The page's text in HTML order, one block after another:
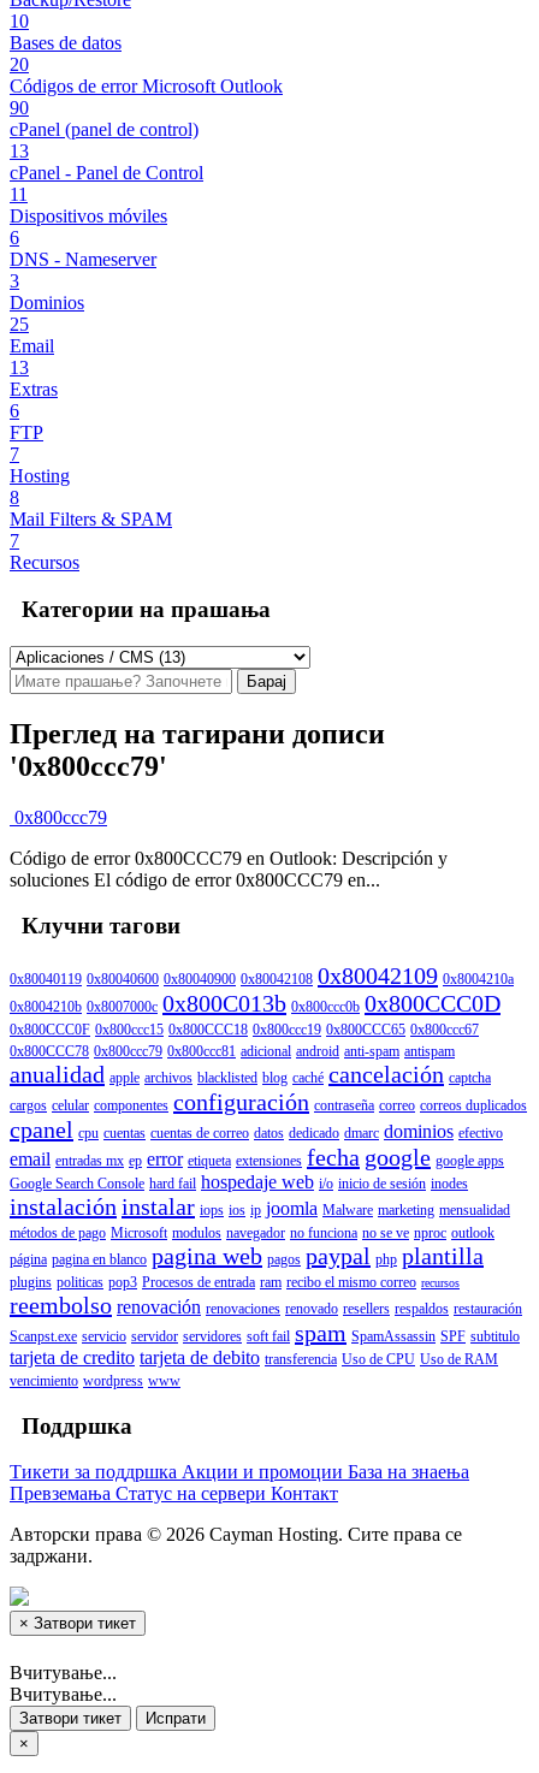
10
Bases de datos
20
Códigos de error Microsoft Outlook
90
cPanel (panel de control)
13
cPanel - Panel de Control
11
Dispositivos móviles
6
DNS - Nameserver
3
Dominios
25
Email
13
Extras
6
FTP
7
Hosting
8
Mail Filters & SPAM
7
Recursos
Категории на прашања
Преглед на тагирани дописи
'0x800ccc79'
0x800ccc79
Código de error 0x800CCC79 en Outlook: Descripción y
soluciones El código de error 0x800CCC79 en...
Клучни тагови
0x80040119 0x80040600 0x80040900 0x80042108 0x80042109 0x8004210a
0x8004210b 0x8007000c 0x800C013b 0x800ccc0b 0x800CCC0D
0x800CCC0F 0x800ccc15 0x800CCC18 0x800ccc19 0x800CCC65 0x800ccc67
0x800CCC78 0x800ccc79 0x800ccc81 adicional android anti-spam antispam
anualidad apple archivos blacklisted blog caché cancelación captcha
cargos celular componentes configuración contraseña correo correos duplicados
cpanel cpu cuentas cuentas de correo datos dedicado dmarc dominios efectivo
email entradas mx ep error etiqueta extensiones fecha google google apps
Google Search Console hard fail hospedaje web i/o inicio de sesión inodes
instalación instalar iops ios ip joomla Malware marketing mensualidad
métodos de pago Microsoft modulos navegador no funciona no se ve nproc outlook
página pagina en blanco pagina web pagos paypal php plantilla
plugins politicas pop3 Procesos de entrada ram recibo el mismo correo recursos
reembolso renovación renovaciones renovado resellers respaldos restauración
Scanpst.exe servicio servidor servidores soft fail spam SpamAssassin SPF subtitulo
tarjeta de credito tarjeta de debito transferencia Uso de CPU Uso de RAM
vencimiento wordpress www
Поддршка
Тикети за поддршка Акции и промоции База на знаења
Превземања Статус на сервери Контакт
Авторски права © 2026 Cayman Hosting. Сите права се
задржани.
× Затвори тикет
Вчитување...
Вчитување...
Затвори тикет
Испрати
×